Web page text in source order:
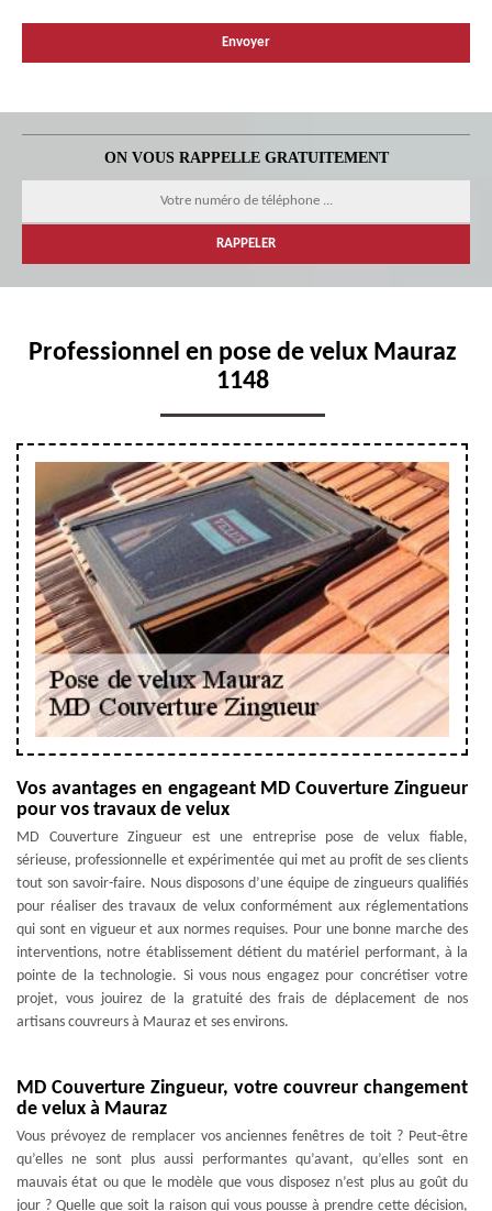
ON VOUS RAPPELLE GRATUITEMENT
Professionnel en pose de velux Mauraz
1148
Vos avantages en engageant MD Couverture Zingueur
pour vos travaux de velux
MD Couverture Zingueur est une entreprise pose de velux fiable,
sérieuse, professionnelle et expérimentée qui met au profit de ses clients
tout son savoir-faire. Nous disposons d’une équipe de zingueurs qualifiés
pour réaliser des travaux de velux conformément aux réglementations
qui sont en vigueur et aux normes requises. Pour une bonne marche des
interventions, notre établissement détient du matériel performant, à la
pointe de la technologie. Si vous nous engagez pour concrétiser votre
projet, vous jouirez de la gratuité des frais de déplacement de nos
artisans couvreurs à Mauraz et ses environs.
MD Couverture Zingueur, votre couvreur changement
de velux à Mauraz
Vous prévoyez de remplacer vos anciennes fenêtres de toit ? Peut-être
qu’elles ne sont plus aussi performantes qu’avant, qu’elles sont en
mauvais état ou que le modèle que vous disposez n’est plus au goût du
jour ? Quelle que soit la raison qui vous pousse à prendre cette décision,